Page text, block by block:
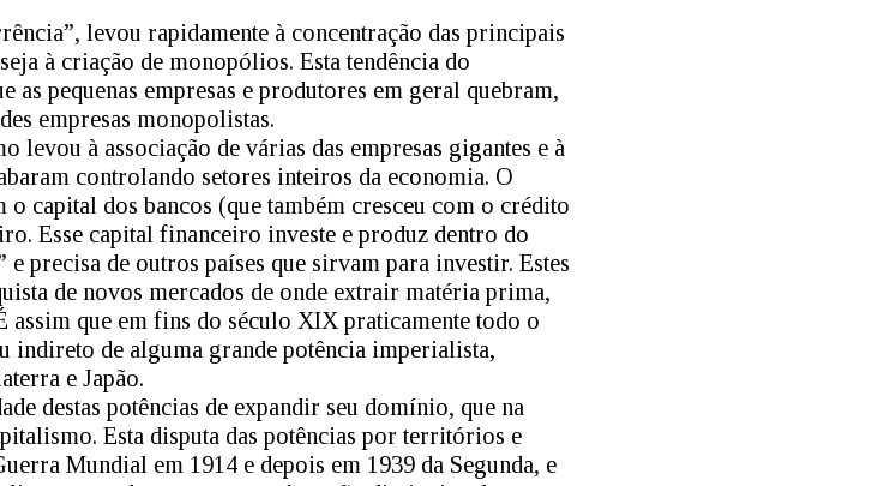
levou rapidamente à concentração das principais
à criação de monopólios. Esta tendência do
as pequenas empresas e produtores em geral quebram,
empresas monopolistas.
levou à associação de várias das empresas gigantes e à
controlando setores inteiros da economia. O
o capital dos bancos (que também cresceu com o crédito
Esse capital financeiro investe e produz dentro do
e precisa de outros países que sirvam para investir. Estes
de novos mercados de onde extrair matéria prima,
que em fins do século XIX praticamente todo o
de alguma grande potência imperialista,
e Japão.
destas potências de expandir seu domínio, que na
Esta disputa das potências por territórios e
Mundial em 1914 e depois em 1939 da Segunda, e